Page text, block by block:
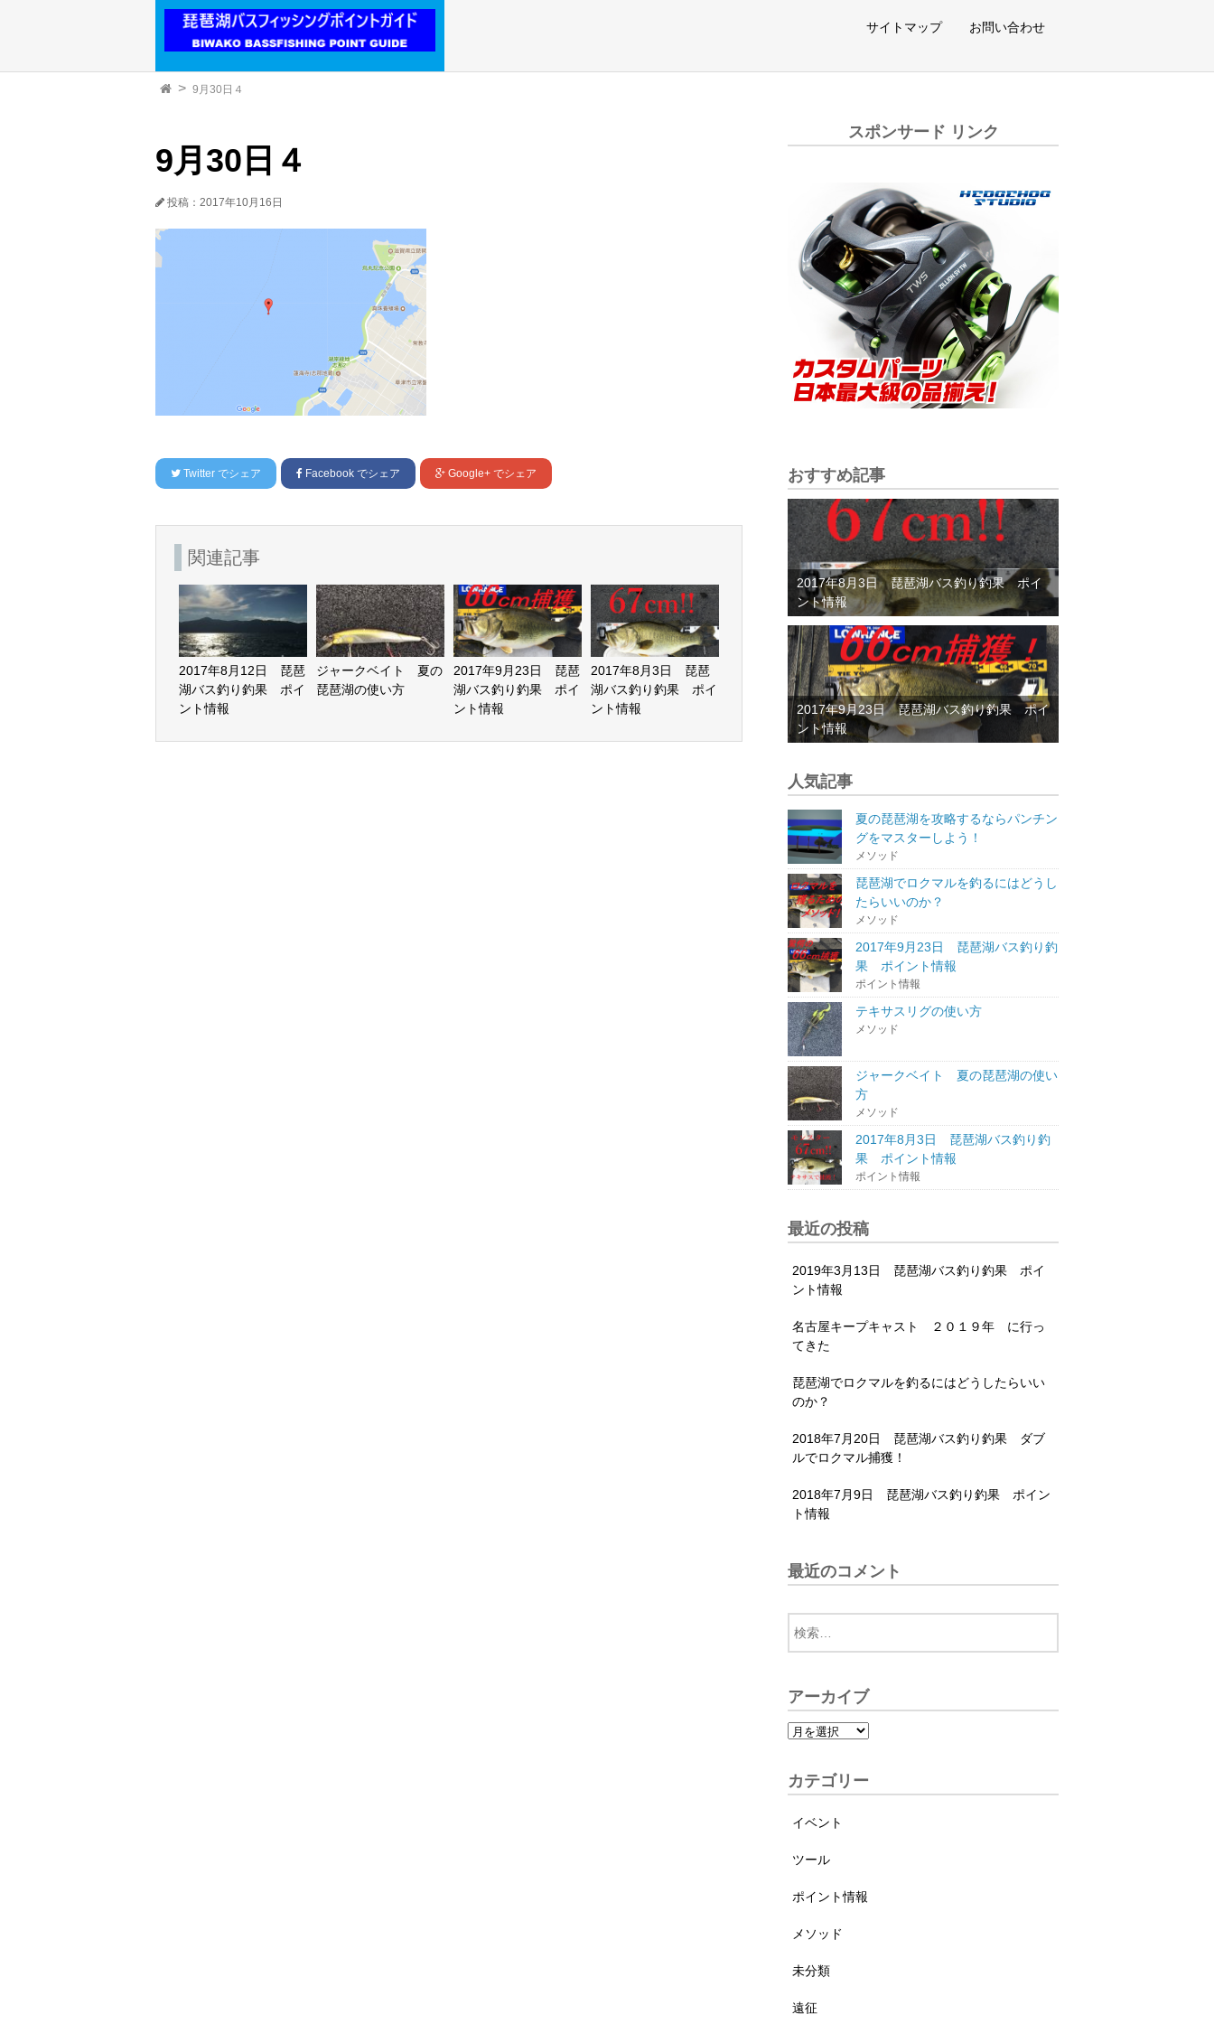
サイトマップ お問い合わせ
9月30日４
9月30日４
投稿：2017年10月16日
Twitter でシェア Facebook でシェア Google+ でシェア
関連記事
2017年8月12日 琵琶
湖バス釣り釣果 ポイ
ント情報
ジャークベイト 夏の
琵琶湖の使い方
2017年9月23日 琵琶
湖バス釣り釣果 ポイ
ント情報
2017年8月3日 琵琶
湖バス釣り釣果 ポイ
ント情報
スポンサード リンク
おすすめ記事
2017年8月3日 琵琶湖バス釣り釣果 ポイ
ント情報
2017年9月23日 琵琶湖バス釣り釣果 ポイ
ント情報
人気記事
夏の琵琶湖を攻略するならパンチン
グをマスターしよう！
メソッド
琵琶湖でロクマルを釣るにはどうし
たらいいのか？
メソッド
2017年9月23日 琵琶湖バス釣り釣
果 ポイント情報
ポイント情報
テキサスリグの使い方
メソッド
ジャークベイト 夏の琵琶湖の使い
方
メソッド
2017年8月3日 琵琶湖バス釣り釣
果 ポイント情報
ポイント情報
最近の投稿
2019年3月13日 琵琶湖バス釣り釣果 ポイ
ント情報
名古屋キープキャスト ２０１９年 に行っ
てきた
琵琶湖でロクマルを釣るにはどうしたらいい
のか？
2018年7月20日 琵琶湖バス釣り釣果 ダブ
ルでロクマル捕獲！
2018年7月9日 琵琶湖バス釣り釣果 ポイン
ト情報
最近のコメント
アーカイブ
カテゴリー
イベント
ツール
ポイント情報
メソッド
未分類
遠征